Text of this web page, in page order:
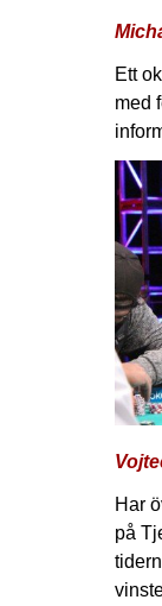
Ett
med
Har
på